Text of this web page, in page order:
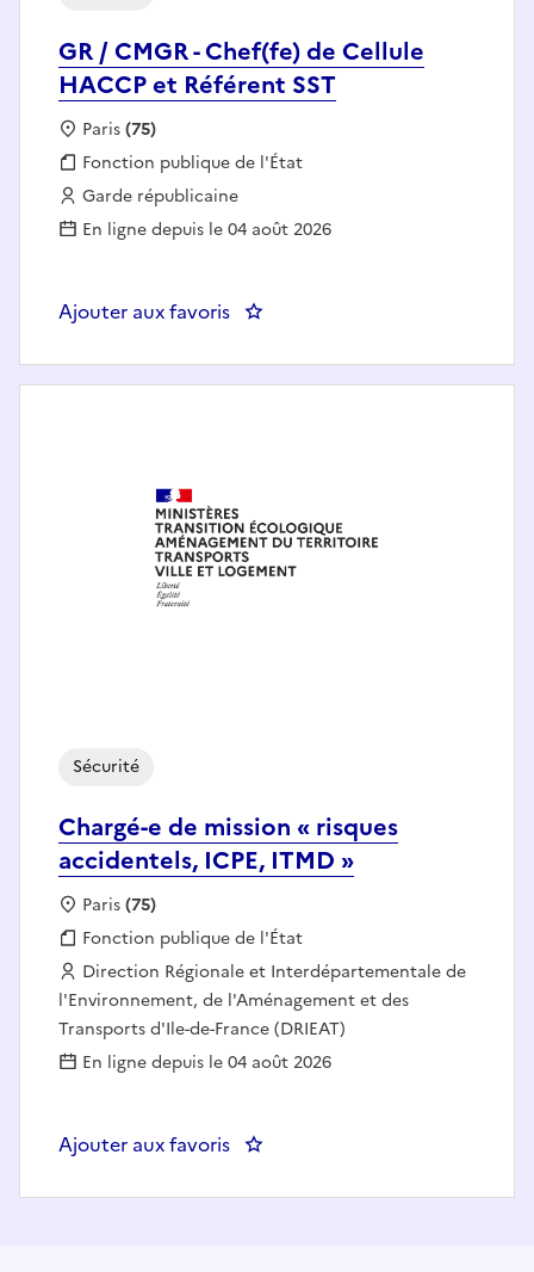
GR / CMGR - Chef(fe) de Cellule
HACCP et Référent SST
Localisation :
Paris(75)
Fonction publique :
Fonction publique de l'État
Employeur :
Garde républicaine
En ligne depuis le 04 août 2026
Ajouter aux favoris : GR / CMGR - Chef(fe) de
Chargé-e de mission « risques
accidentels, ICPE, ITMD »
Sécurité
Localisation :
Paris(75)
Fonction publique :
Fonction publique de l'État
Employeur :
Direction Régionale et Interdépartementale de
l'Environnement, de l'Aménagement et des
Transports d'Ile-de-France (DRIEAT)
En ligne depuis le 04 août 2026
Ajouter aux favoris : Chargé-e de mission « risques